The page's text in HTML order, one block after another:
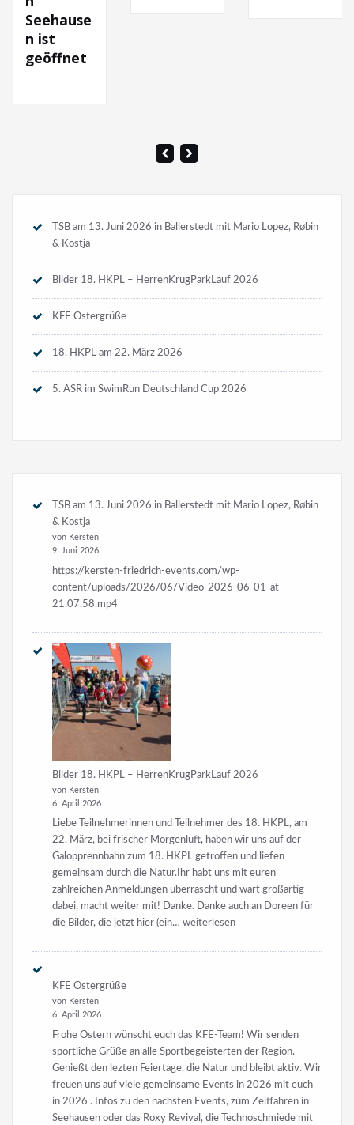
Bilder 18. HKPL – HerrenKrugParkLauf 2026
KFE Ostergrüße
18. HKPL am 22. März 2026
5. ASR im SwimRun Deutschland Cup 2026
von Kersten
9. Juni 2026
https://kersten-friedrich-events.com/wp-
content/uploads/2026/06/Video-2026-06-01-at-
21.07.58.mp4
Bilder 18. HKPL – HerrenKrugParkLauf 2026
6. April 2026
Liebe Teilnehmerinnen und Teilnehmer des 18. HKPL, am
22. März, bei frischer Morgenluft, haben wir uns auf der
Galopprennbahn zum 18. HKPL getroffen und liefen
gemeinsam durch die Natur.Ihr habt uns mit euren
zahlreichen Anmeldungen überrascht und wart großartig
dabei, macht weiter mit! Danke. Danke auch an Doreen für
die Bilder, die jetzt hier (ein…Bilder
18.
HKPL
weiterlesen
KFE Ostergrüße
6. April 2026
Frohe Ostern wünscht euch das KFE-Team! Wir senden
sportliche Grüße an alle Sportbegeisterten der Region.
Genießt den lezten Feiertage, die Natur und bleibt aktiv. Wir
freuen uns auf viele gemeinsame Events in 2026 mit euch
in 2026 . Infos zu den nächsten Events, zum Zeitfahren in
Seehausen oder das Roxy Revival, die Technoschmiede mit
Mario… KFE
Ostergrüße
weiterlesen